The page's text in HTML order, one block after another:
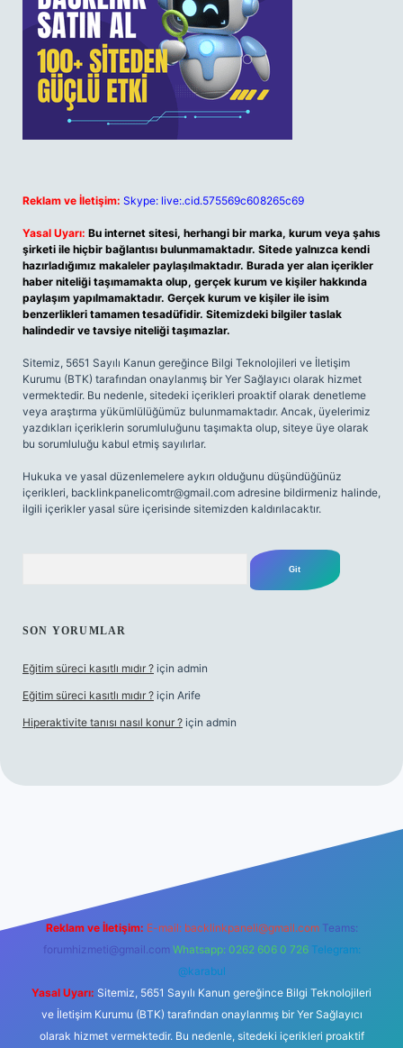
Reklam ve İletişim: Skype: live:.cid.575569c608265c69
Yasal Uyarı: Bu internet sitesi, herhangi bir marka, kurum veya şahıs
şirketi ile hiçbir bağlantısı bulunmamaktadır. Sitede yalnızca kendi
hazırladığımız makaleler paylaşılmaktadır. Burada yer alan içerikler
haber niteliği taşımamakta olup, gerçek kurum ve kişiler hakkında
paylaşım yapılmamaktadır. Gerçek kurum ve kişiler ile isim
benzerlikleri tamamen tesadüfidir. Sitemizdeki bilgiler taslak
halindedir ve tavsiye niteliği taşımazlar.
Sitemiz, 5651 Sayılı Kanun gereğince Bilgi Teknolojileri ve İletişim
Kurumu (BTK) tarafından onaylanmış bir Yer Sağlayıcı olarak hizmet
vermektedir. Bu nedenle, sitedeki içerikleri proaktif olarak denetleme
veya araştırma yükümlülüğümüz bulunmamaktadır. Ancak, üyelerimiz
yazdıkları içeriklerin sorumluluğunu taşımakta olup, siteye üye olarak
bu sorumluluğu kabul etmiş sayılırlar.
Hukuka ve yasal düzenlemelere aykırı olduğunu düşündüğünüz
içerikleri, backlinkpanelicomtr@gmail.com adresine bildirmeniz halinde,
ilgili içerikler yasal süre içerisinde sitemizden kaldırılacaktır.
SON YORUMLAR
Eğitim süreci kasıtlı mıdır ? için admin
Eğitim süreci kasıtlı mıdır ? için Arife
Hiperaktivite tanısı nasıl konur ? için admin
Reklam ve İletişim: E-mail: backlinkpaneli@gmail.com Teams:
forumhizmeti@gmail.com Whatsapp: 0262 606 0 726 Telegram:
@karabul
Yasal Uyarı: Sitemiz, 5651 Sayılı Kanun gereğince Bilgi Teknolojileri
ve İletişim Kurumu (BTK) tarafından onaylanmış bir Yer Sağlayıcı
olarak hizmet vermektedir. Bu nedenle, sitedeki içerikleri proaktif